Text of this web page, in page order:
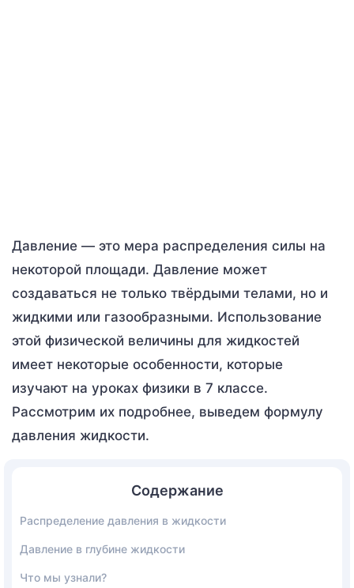
Давление — это мера распределения силы на
некоторой площади. Давление может
создаваться не только твёрдыми телами, но и
жидкими или газообразными. Использование
этой физической величины для жидкостей
имеет некоторые особенности, которые
изучают на уроках физики в 7 классе.
Рассмотрим их подробнее, выведем формулу
давления жидкости.
Содержание
Распределение давления в жидкости
Давление в глубине жидкости
Что мы узнали?